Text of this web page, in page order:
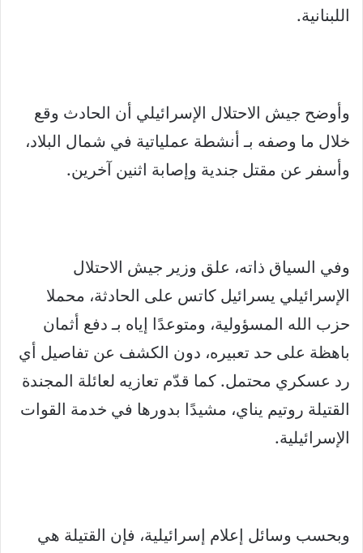
اللبنانية.
وأوضح جيش الاحتلال الإسرائيلي أن الحادث وقع
خلال ما وصفه بـ أنشطة عملياتية في شمال البلاد،
وأسفر عن مقتل جندية وإصابة اثنين آخرين.
وفي السياق ذاته، علق وزير جيش الاحتلال
الإسرائيلي يسرائيل كاتس على الحادثة، محملا
حزب الله المسؤولية، ومتوعدًا إياه بـ دفع أثمان
باهظة على حد تعبيره، دون الكشف عن تفاصيل أي
رد عسكري محتمل. كما قدّم تعازيه لعائلة المجندة
القتيلة روتيم يناي، مشيدًا بدورها في خدمة القوات
الإسرائيلية.
وبحسب وسائل إعلام إسرائيلية، فإن القتيلة هي